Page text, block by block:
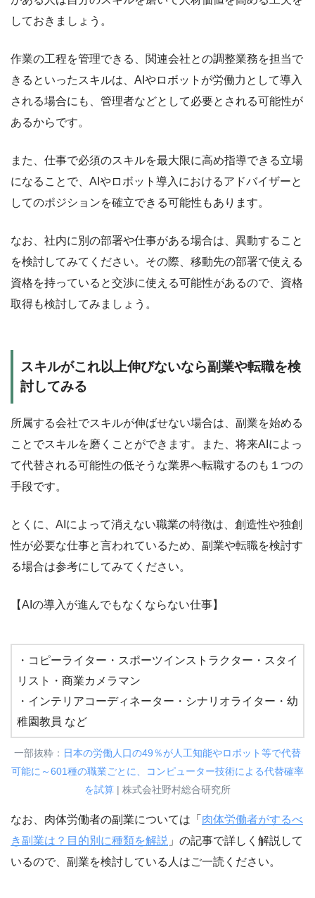
しておきましょう。
作業の工程を管理できる、関連会社との調整業務を担当で
きるといったスキルは、AIやロボットが労働力として導入
される場合にも、管理者などとして必要とされる可能性が
あるからです。
また、仕事で必須のスキルを最大限に高め指導できる立場
になることで、AIやロボット導入におけるアドバイザーと
してのポジションを確立できる可能性もあります。
なお、社内に別の部署や仕事がある場合は、異動すること
を検討してみてください。その際、移動先の部署で使える
資格を持っていると交渉に使える可能性があるので、資格
取得も検討してみましょう。
スキルがこれ以上伸びないなら副業や転職を検
討してみる
所属する会社でスキルが伸ばせない場合は、副業を始める
ことでスキルを磨くことができます。また、将来AIによっ
て代替される可能性の低そうな業界へ転職するのも１つの
手段です。
とくに、AIによって消えない職業の特徴は、創造性や独創
性が必要な仕事と言われているため、副業や転職を検討す
る場合は参考にしてみてください。
【AIの導入が進んでもなくならない仕事】
・コピーライター・スポーツインストラクター・スタイ
リスト・商業カメラマン
・インテリアコーディネーター・シナリオライター・幼
稚園教員 など
一部抜粋： 日本の労働人口の49％が人工知能やロボット等で代替
可能に～601種の職業ごとに、コンピューター技術による代替確率
を試算 | 株式会社野村総合研究所
なお、肉体労働者の副業については「 肉体労働者がするべ
き副業は？目的別に種類を解説 」の記事で詳しく解説して
いるので、副業を検討している人はご一読ください。